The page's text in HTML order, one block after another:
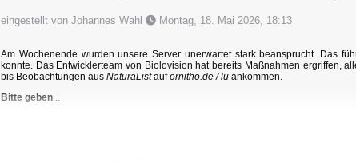
eingestellt von Johannes Wahl Montag, 18. Mai 2026, 18:13
Am Wochenende wurden unsere Server unerwartet stark beansprucht. Das
konnte. Das Entwicklerteam von Biolovision hat bereits Maßnahmen ergriffen,
bis Beobachtungen aus NaturaListaufornitho.de / lu ankommen.
Bitte geben...